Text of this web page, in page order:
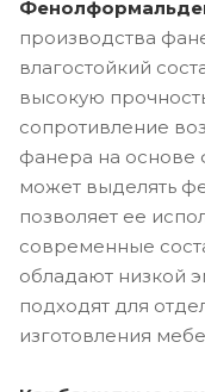
производства
влагостойкий
высокую
сопротивление
фанера на
может выделять
позволяет ее
современные
обладают низкой
подходят для
изготовления